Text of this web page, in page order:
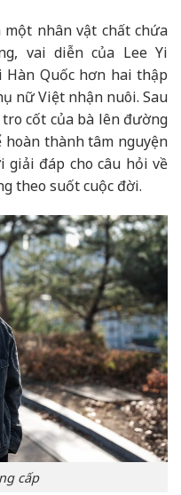
nhân vật chất chứa
vai diễn của Lee Yi
Quốc hơn hai thập
nữ Việt nhận nuôi. Sau
tro cốt của bà lên đường
thành tâm nguyện
đáp cho câu hỏi về
theo suốt cuộc đời.
cấp